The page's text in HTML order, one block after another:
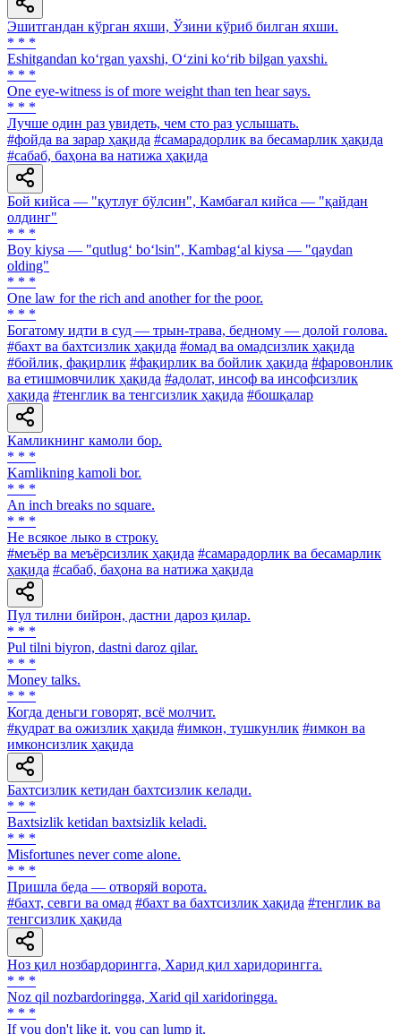
Эшитгандан кўрган яхши, Ўзини кўриб билган яхши.
* * *
Eshitgandan ko‘rgan yaxshi, O‘zini ko‘rib bilgan yaxshi.
* * *
One eye-witness is of more weight than ten hear says.
* * *
Лучше один раз увидеть, чем сто раз услышать.
#фойда ва зарар ҳақида #самарадорлик ва бесамарлик ҳақида
#сабаб, баҳона ва натижа ҳақида
Бой кийса — "қутлуғ бўлсин", Камбағал кийса — "қайдан
олдинг"
* * *
Boy kiysa — "qutlug‘ bo‘lsin", Kambag‘al kiysa — "qaydan
olding"
* * *
One law for the rich and another for the poor.
* * *
Богатому идти в суд — трын-трава, бедному — долой голова.
#бахт ва бахтсизлик ҳақида #омад ва омадсизлик ҳақида
#бойлик, фақирлик #фақирлик ва бойлик ҳақида #фаровонлик
ва етишмовчилик ҳақида #адолат, инсоф ва инсофсизлик
ҳақида #тенглик ва тенгсизлик ҳақида #бошқалар
Камликнинг камоли бор.
* * *
Kamlikning kamoli bor.
* * *
An inch breaks no square.
* * *
He всякое лыко в строку.
#меъёр ва меъёрсизлик ҳақида #самарадорлик ва бесамарлик
ҳақида #сабаб, баҳона ва натижа ҳақида
Пул тилни бийрон, дастни дароз қилар.
* * *
Pul tilni biyron, dastni daroz qilar.
* * *
Money talks.
* * *
Когда деньги говорят, всё молчит.
#қудрат ва ожизлик ҳақида #имкон, тушкунлик #имкон ва
имконсизлик ҳақида
Бахтсизлик кетидан бахтсизлик келади.
* * *
Baxtsizlik ketidan baxtsizlik keladi.
* * *
Misfortunes never come alone.
* * *
Пришла беда — отворяй ворота.
#бахт, севги ва омад #бахт ва бахтсизлик ҳақида #тенглик ва
тенгсизлик ҳақида
Ноз қил нозбардорингга, Харид қил харидорингга.
* * *
Noz qil nozbardoringga, Xarid qil xaridoringga.
* * *
If you don't like it, you can lump it.